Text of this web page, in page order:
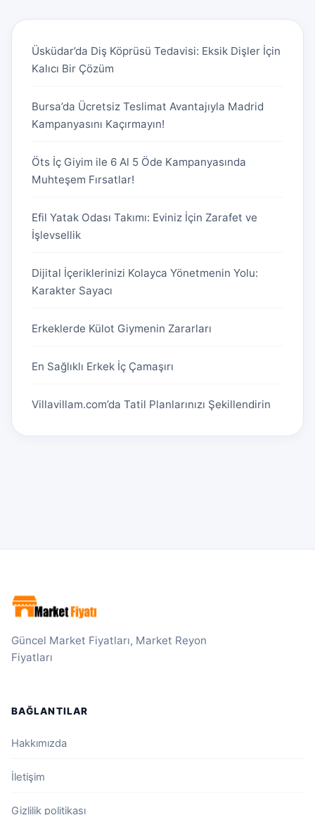
Üsküdar’da Diş Köprüsü Tedavisi: Eksik Dişler İçin
Kalıcı Bir Çözüm
Bursa’da Ücretsiz Teslimat Avantajıyla Madrid
Kampanyasını Kaçırmayın!
Öts İç Giyim ile 6 Al 5 Öde Kampanyasında
Muhteşem Fırsatlar!
Efil Yatak Odası Takımı: Eviniz İçin Zarafet ve
İşlevsellik
Dijital İçeriklerinizi Kolayca Yönetmenin Yolu:
Karakter Sayacı
Erkeklerde Külot Giymenin Zararları
En Sağlıklı Erkek İç Çamaşırı
Villavillam.com’da Tatil Planlarınızı Şekillendirin
Güncel Market Fiyatları, Market Reyon
Fiyatları
BAĞLANTILAR
Hakkımızda
İletişim
Gizlilik politikası